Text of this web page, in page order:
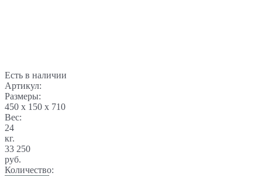
Есть в наличии
Артикул:
Размеры:
450 x 150 x 710
Вес:
24
кг.
33 250
руб.
Количество: